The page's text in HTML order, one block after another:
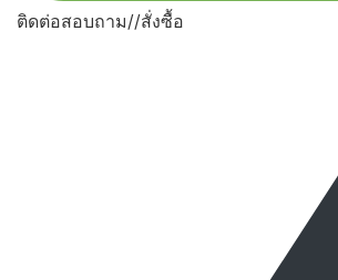
ติดต่อสอบถาม//สั่งซื้อ